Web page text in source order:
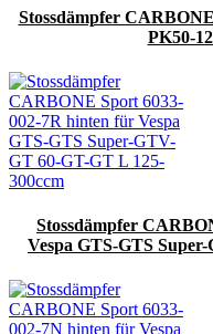
Stossdämpfer
PK50-
Stossdämpfer
Vespa GTS-GTS